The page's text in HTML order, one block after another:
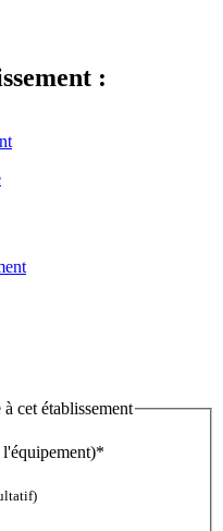
:
cet établissement